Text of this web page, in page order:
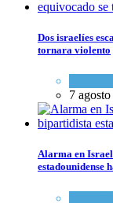
Dos israelíes
tornara violento
7
Alarma en
estadounidense